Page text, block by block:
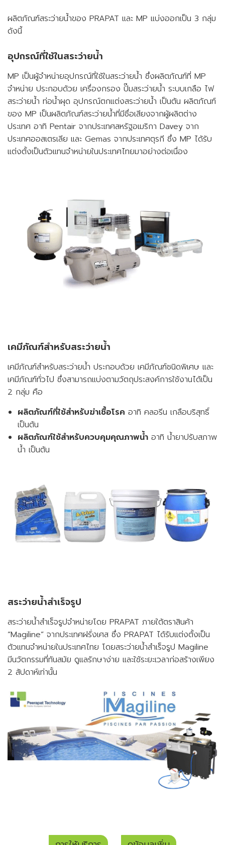
Calvatistthai
ผลิตภัณฑ์สระว่ายน้ำของ PRAPAT และ MP แบ่งออกเป็น 3 กลุ่ม
ดังนี้
อุปกรณ์ที่ใช้ในสระว่ายน้ำ
MP เป็นผู้จำหน่ายอุปกรณ์ที่ใช้ในสระว่ายน้ำ ซึ่งผลิตภัณฑ์ที่ MP
จำหน่าย ประกอบด้วย เครื่องกรอง ปั๊มสระว่ายน้ำ ระบบเกลือ ไฟ
สระว่ายน้ำ ท่อน้ำผุด อุปกรณ์ตกแต่งสระว่ายน้ำ เป็นต้น ผลิตภัณฑ์
ของ MP เป็นผลิตภัณฑ์สระว่ายน้ำที่มีชื่อเสียงจากผู้ผลิตต่าง
ประเทศ อาทิ Pentair จากประเทศสหรัฐอเมริกา Davey จาก
ประเทศออสเตรเลีย และ Gemas จากประเทศตุรกี ซึ่ง MP ได้รับ
แต่งตั้งเป็นตัวแทนจำหน่ายในประเทศไทยมาอย่างต่อเนื่อง
เคมีภัณฑ์สำหรับสระว่ายน้ำ
เคมีภัณฑ์สำหรับสระว่ายน้ำ ประกอบด้วย เคมีภัณฑ์ชนิดพิเศษ และ
เคมีภัณฑ์ทั่วไป ซึ่งสามารถแบ่งตามวัตถุประสงค์การใช้งานได้เป็น
2 กลุ่ม คือ
ผลิตภัณฑ์ที่ใช้สำหรับฆ่าเชื้อโรค อาทิ คลอรีน เกลือบริสุทธิ์
เป็นต้น
ผลิตภัณฑ์ใช้สำหรับควบคุมคุณภาพน้ำ อาทิ น้ำยาปรับสภาพ
น้ำ เป็นต้น
สระว่ายน้ำสำเร็จรูป
สระว่ายน้ำสำเร็จรูปจำหน่ายโดย PRAPAT ภายใต้ตราสินค้า
“Magiline” จากประเทศฝรั่งเศส ซึ่ง PRAPAT ได้รับแต่งตั้งเป็น
ตัวแทนจำหน่ายในประเทศไทย โดยสระว่ายน้ำสำเร็จรูป Magiline
มีนวัตกรรมที่ทันสมัย ดูแลรักษาง่าย และใช้ระยะเวลาก่อสร้างเพียง
2 สัปดาห์เท่านั้น